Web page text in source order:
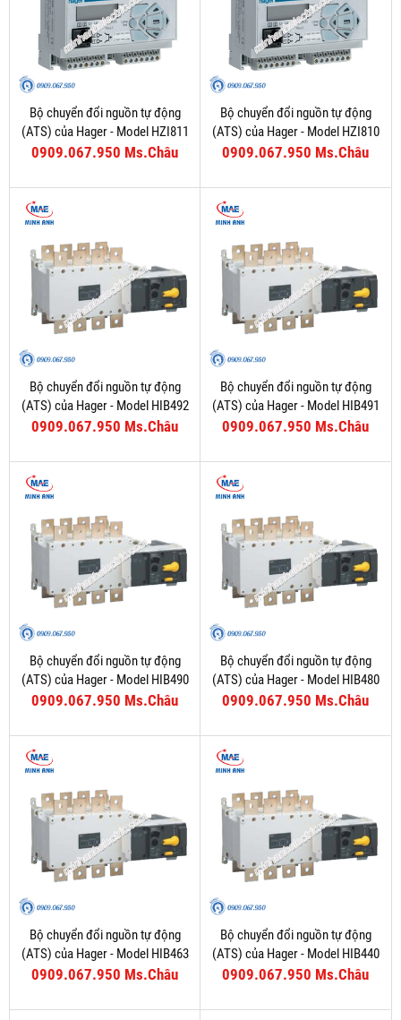
Bộ chuyển đổi nguồn tự động
(ATS) của Hager - Model HZI811
0909.067.950 Ms.Châu
Bộ chuyển đổi nguồn tự động
(ATS) của Hager - Model HZI810
0909.067.950 Ms.Châu
Bộ chuyển đổi nguồn tự động
(ATS) của Hager - Model HIB492
0909.067.950 Ms.Châu
Bộ chuyển đổi nguồn tự động
(ATS) của Hager - Model HIB491
0909.067.950 Ms.Châu
Bộ chuyển đổi nguồn tự động
(ATS) của Hager - Model HIB490
0909.067.950 Ms.Châu
Bộ chuyển đổi nguồn tự động
(ATS) của Hager - Model HIB480
0909.067.950 Ms.Châu
Bộ chuyển đổi nguồn tự động
(ATS) của Hager - Model HIB463
0909.067.950 Ms.Châu
Bộ chuyển đổi nguồn tự động
(ATS) của Hager - Model HIB440
0909.067.950 Ms.Châu